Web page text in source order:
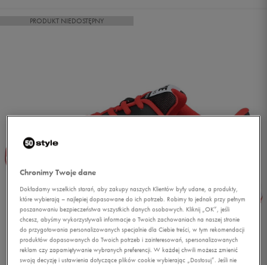
PRODUKT NIEDOSTĘPNY
Chronimy Twoje dane
Dokładamy wszelkich starań, aby zakupy naszych Klientów były udane, a produkty,
które wybierają – najlepiej dopasowane do ich potrzeb. Robimy to jednak przy pełnym
poszanowaniu bezpieczeństwa wszystkich danych osobowych. Kliknij „OK”, jeśli
chcesz, abyśmy wykorzystywali informacje o Twoich zachowaniach na naszej stronie
do przygotowania personalizowanych specjalnie dla Ciebie treści, w tym rekomendacji
produktów dopasowanych do Twoich potrzeb i zainteresowań, spersonalizowanych
reklam czy zapamiętywanie wybranych preferencji. W każdej chwili możesz zmienić
swoją decyzję i ustawienia dotyczące plików cookie wybierając „Dostosuj”. Jeśli nie